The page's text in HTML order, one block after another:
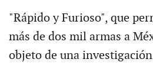
"Rápido y Furioso", que
más de dos mil armas a
objeto de una